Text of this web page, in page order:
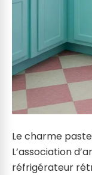
Le charme
L’association
réfrigérateur